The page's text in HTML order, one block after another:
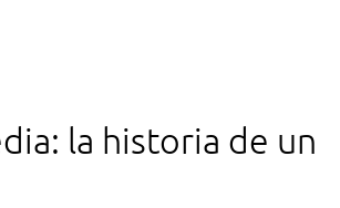
la historia de un